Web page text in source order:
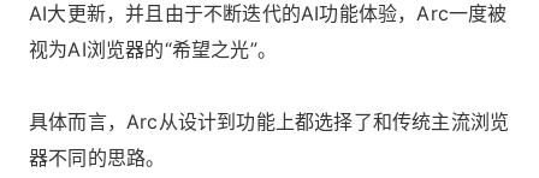
AI大更新，并且由于不断迭代的AI功能体验，Arc一度被
视为AI浏览器的“希望之光”。
具体而言，Arc从设计到功能上都选择了和传统主流浏览
器不同的思路。